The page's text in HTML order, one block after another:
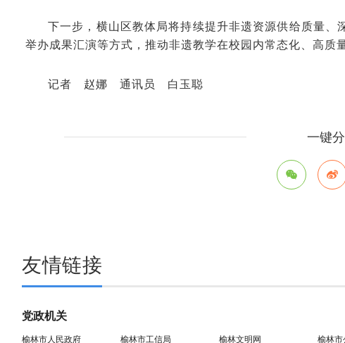
下一步，横山区教体局将持续提升非遗资源供给质量、
举办成果汇演等方式，推动非遗教学在校园内常态化、高质
记者 赵娜 通讯员 白玉聪
一键
友情链接
党政机关
榆林市人民政府 榆林市工信局 榆林文明网 榆林市